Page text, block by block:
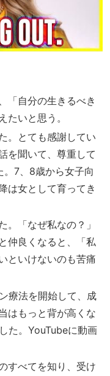
「自分の生きるべき
たいと思う。
。とても感謝してい
を聞いて、尊重して
。7、8歳から女子向
は女として育ってき
。「なぜ私なの？」
仲良くなると、「私
といけないのも苦痛
療法を開始して、成
はもっと背が高くな
た。YouTubeに動画
すべてを知り、受け